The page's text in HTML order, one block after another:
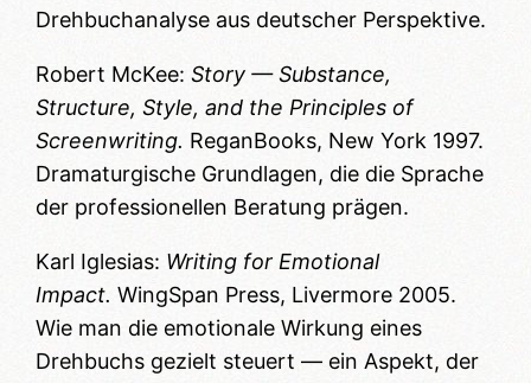
Drehbuchanalyse aus deutscher Perspektive.
Robert McKee:Story — Substance,
Structure, Style, and the Principles of
Screenwriting. ReganBooks, New York 1997.
Dramaturgische Grundlagen, die die Sprache
der professionellen Beratung prägen.
Karl Iglesias: Writing for Emotional
Impact. WingSpan Press, Livermore 2005.
Wie man die emotionale Wirkung eines
Drehbuchs gezielt steuert — ein Aspekt, der